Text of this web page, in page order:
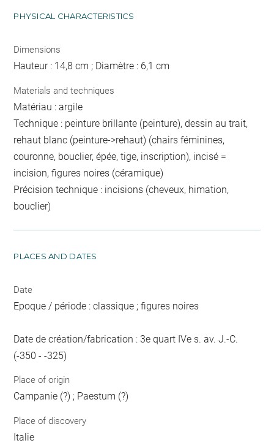
PHYSICAL CHARACTERISTICS
Dimensions
Hauteur : 14,8 cm ; Diamètre : 6,1 cm
Materials and techniques
Matériau : argile
Technique : peinture brillante (peinture), dessin au trait,
rehaut blanc (peinture->rehaut) (chairs féminines,
couronne, bouclier, épée, tige, inscription), incisé =
incision, figures noires (céramique)
Précision technique : incisions (cheveux, himation,
bouclier)
PLACES AND DATES
Date
Epoque / période : classique ; figures noires
Date de création/fabrication : 3e quart IVe s. av. J.-C.
(-350 - -325)
Place of origin
Campanie (?) ; Paestum (?)
Place of discovery
Italie